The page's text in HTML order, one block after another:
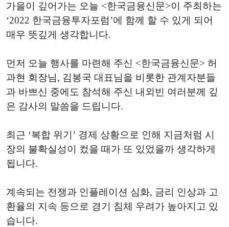
가을이 깊어가는 오늘 <한국금융신문>이 주최하는
‘2022 한국금융투자포럼’에 함께 할 수 있게 되어
매우 뜻깊게 생각합니다.
먼저 오늘 행사를 마련해 주신 <한국금융신문> 허
과현 회장님, 김봉국 대표님을 비롯한 관계자분들
과 바쁘신 중에도 참석해 주신 내외빈 여러분께 깊
은 감사의 말씀을 드립니다.
최근 ‘복합 위기’ 경제 상황으로 인해 지금처럼 시
장의 불확실성이 컸을 때가 또 있었을까 생각하게
됩니다.
계속되는 전쟁과 인플레이션 심화, 금리 인상과 고
환율의 지속 등으로 경기 침체 우려가 높아지고 있
습니다.